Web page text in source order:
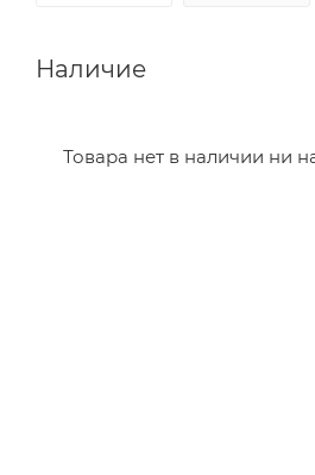
Наличие
Товара нет в наличии ни